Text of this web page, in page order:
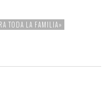
TODA LA FAMILIA»